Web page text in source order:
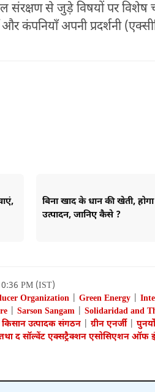
से जुड़े विषयों पर विशेष
कंपनियाँ अपनी प्रदर्शनी
बिना खाद के धान की खेती,
उत्पादन, जानिए कैसे ?
PM (IST)
Organization Green Energy
Sarson Sangam Solidaridad and
किसान उत्पादक संगठन ग्रीन एनर्जी|
तथा द सॉल्वेंट एक्सट्रैक्शन एसोसिएशन ऑफ